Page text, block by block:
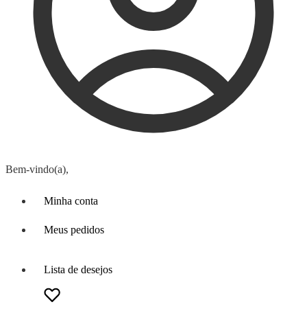
Bem-vindo(a),
Minha conta
Meus pedidos
Lista de desejos